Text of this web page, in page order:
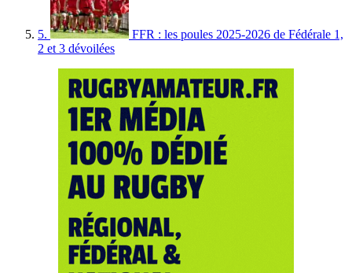
5.
FFR : les poules 2025-2026 de Fédérale 1,
2 et 3 dévoilées